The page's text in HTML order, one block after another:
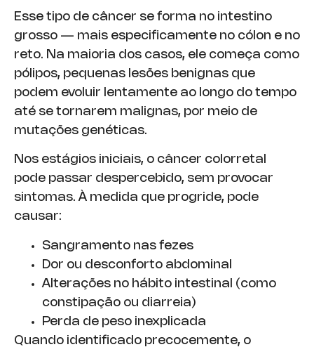
Esse tipo de câncer se forma no intestino
grosso — mais especificamente no cólon e no
reto. Na maioria dos casos, ele começa como
pólipos, pequenas lesões benignas que
podem evoluir lentamente ao longo do tempo
até se tornarem malignas, por meio de
mutações genéticas.
Nos estágios iniciais, o câncer colorretal
pode passar despercebido, sem provocar
sintomas. À medida que progride, pode
causar:
Sangramento nas fezes
Dor ou desconforto abdominal
Alterações no hábito intestinal (como
constipação ou diarreia)
Perda de peso inexplicada
Quando identificado precocemente, o